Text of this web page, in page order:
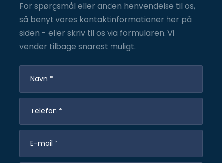
For spørgsmål eller anden henvendelse til os,
så benyt vores kontaktinformationer her på
siden - eller skriv til os via formularen. Vi
vender tilbage snarest muligt.